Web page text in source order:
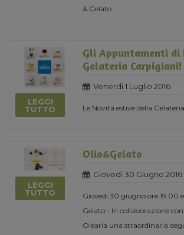
& Gelato
LEGGI
TUTTO
Gli Appuntamenti di
Gelateria Carpigiani!
Venerdi 1 Luglio 2016
Le Novità estive della
LEGGI
TUTTO
Olio&Gelato
Giovedi 30 Giugno 2016
Giovedi 30 giugno ore 19.00
Gelato - In collaborazione
Olearia una straordinaria